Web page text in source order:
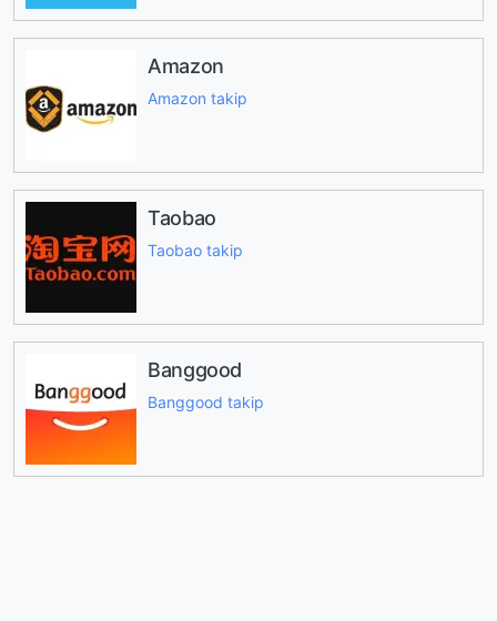
Amazon
Amazon takip
Taobao
Taobao takip
Banggood
Banggood takip